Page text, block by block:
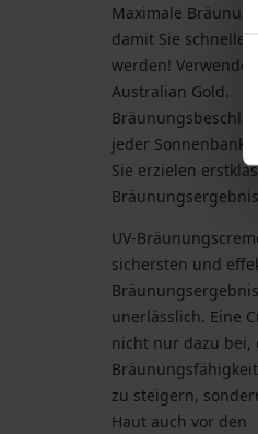
Maximale
damit Sie
werden! Verwenden
Australian Gold.
jeder
Sie erzielen
UV-
sichersten und
unerlässlich. Eine
nicht nur dazu bei,
zu steigern,
Haut auch vor den